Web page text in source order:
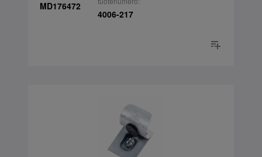
MD176472
4006-217